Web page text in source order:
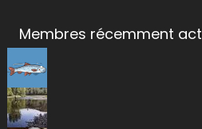
Membres récemment